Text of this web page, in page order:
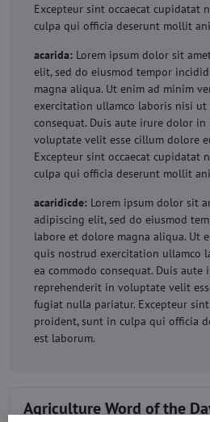
Excepteur sint occaecat cupidatat
culpa qui officia deserunt mollit
acarida: Lorem ipsum dolor sit
elit, sed do eiusmod tempor
magna aliqua. Ut enim ad minim
exercitation ullamco laboris nisi ut
consequat. Duis aute irure dolor
voluptate velit esse cillum dolore
Excepteur sint occaecat cupidatat
culpa qui officia deserunt mollit
acaridicde: Lorem ipsum dolor sit
adipiscing elit, sed do eiusmod
labore et dolore magna aliqua. Ut
quis nostrud exercitation ullamco
ea commodo consequat. Duis
reprehenderit in voluptate velit
fugiat nulla pariatur. Excepteur
proident, sunt in culpa qui officia
est laborum.
Agriculture Word of the